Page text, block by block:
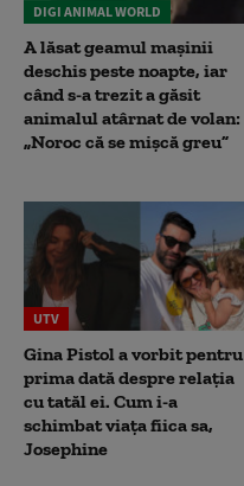
DIGI ANIMAL WORLD
A lăsat geamul mașinii
deschis peste noapte, iar
când s-a trezit a găsit
animalul atârnat de volan:
„Noroc că se mișcă greu”
UTV
Gina Pistol a vorbit pentru
prima dată despre relația
cu tatăl ei. Cum i-a
schimbat viața fiica sa,
Josephine